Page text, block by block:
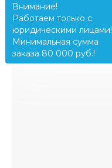
Загрузка карты ...
Внимание!
Работаем только с
юридическими лицами!
Минимальная сумма
заказа 80 000 руб.!